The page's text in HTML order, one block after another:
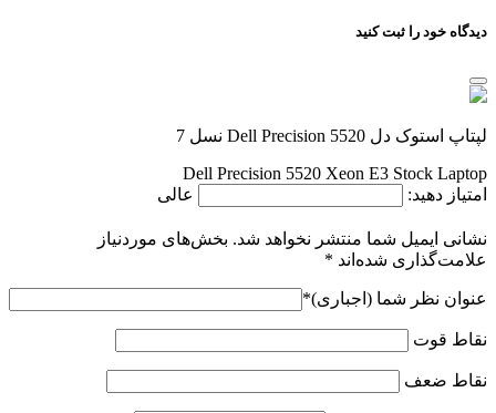
دیدگاه خود را ثبت کنید
لپتاپ استوک دل Dell Precision 5520 نسل 7
Dell Precision 5520 Xeon E3 Stock Laptop
امتیاز دهید:
عالی
نشانی ایمیل شما منتشر نخواهد شد. بخش‌های موردنیاز
علامت‌گذاری شده‌اند *
عنوان نظر شما (اجباری)*
نقاط قوت
نقاط ضعف